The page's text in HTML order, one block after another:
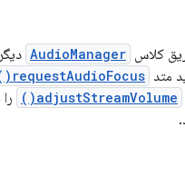
کلاس AudioManager
متد requestAudioFocus()
adjustStreamVolume()